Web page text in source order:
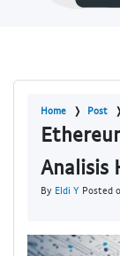
Home Post
Analisis
By Eldi Y Posted